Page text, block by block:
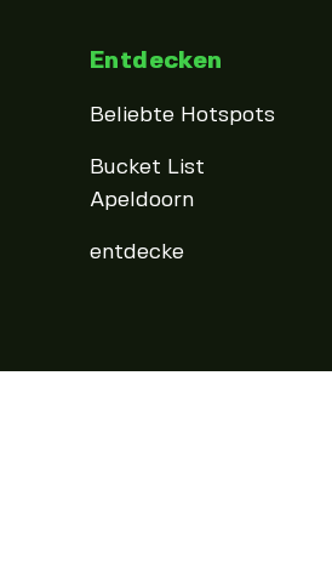
Entdecken
Beliebte Hotspots
Bucket List
Apeldoorn
entdecke